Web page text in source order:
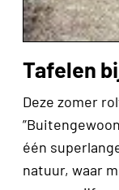
Tafelen
Deze zomer
één
natuur, waar